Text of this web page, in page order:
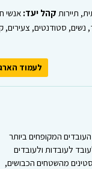
תיירות קהל יעד: אנשי
נשים, סטודנטים, צעירים,
לעמוד
המקופחים ביותר
עמותת קו לעובד לעובדות ולעובדים
מהשטחים הכבושים,